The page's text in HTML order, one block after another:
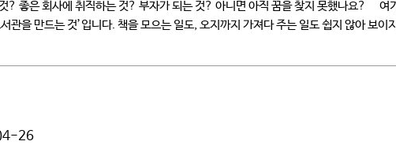
좋은 회사에 취직하는 것? 부자가 되는 것? 아니면 아직 꿈을 찾지 못했나요? 여
을 만드는 것’입니다. 책을 모으는 일도, 오지까지 가져다 주는 일도 쉽지 않아 보이
26